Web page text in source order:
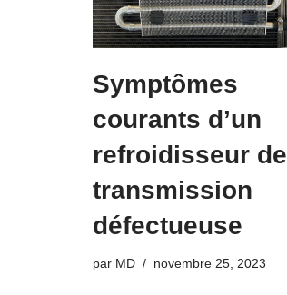
Symptômes
courants d’un
refroidisseur de
transmission
défectueuse
par MD novembre 25, 2023